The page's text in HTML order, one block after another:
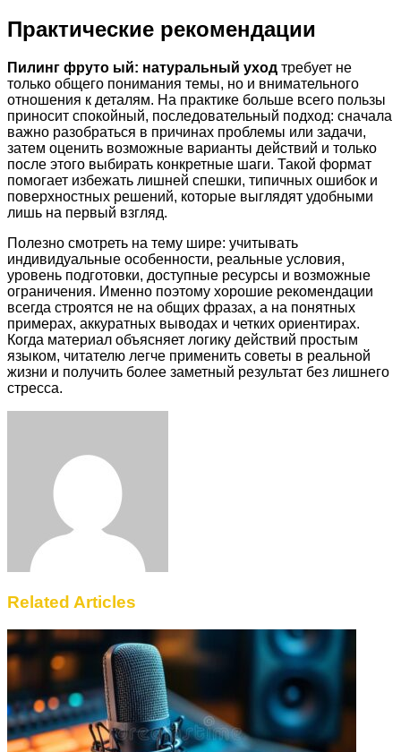
Практические рекомендации
Пилинг фруто ый: натуральный уход требует не
только общего понимания темы, но и внимательного
отношения к деталям. На практике больше всего пользы
приносит спокойный, последовательный подход: сначала
важно разобраться в причинах проблемы или задачи,
затем оценить возможные варианты действий и только
после этого выбирать конкретные шаги. Такой формат
помогает избежать лишней спешки, типичных ошибок и
поверхностных решений, которые выглядят удобными
лишь на первый взгляд.
Полезно смотреть на тему шире: учитывать
индивидуальные особенности, реальные условия,
уровень подготовки, доступные ресурсы и возможные
ограничения. Именно поэтому хорошие рекомендации
всегда строятся не на общих фразах, а на понятных
примерах, аккуратных выводах и четких ориентирах.
Когда материал объясняет логику действий простым
языком, читателю легче применить советы в реальной
жизни и получить более заметный результат без лишнего
стресса.
Related Articles